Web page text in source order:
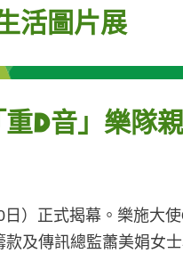
活圖片展
D音」樂隊
）正式揭幕。樂施大使
及傳訊總監蕭美娟